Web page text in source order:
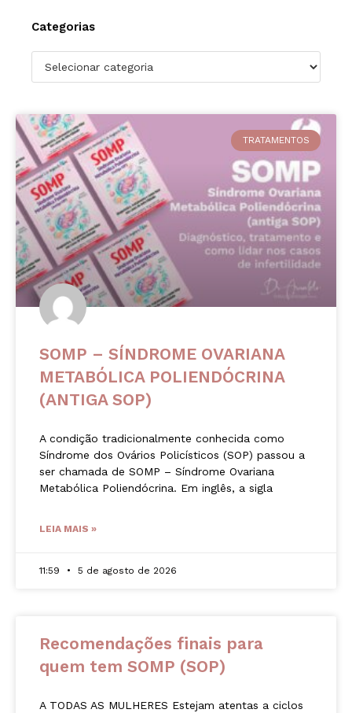
Categorias
TRATAMENTOS
SOMP – SÍNDROME OVARIANA
METABÓLICA POLIENDÓCRINA
(ANTIGA SOP)
A condição tradicionalmente conhecida como
Síndrome dos Ovários Policísticos (SOP) passou a
ser chamada de SOMP – Síndrome Ovariana
Metabólica Poliendócrina. Em inglês, a sigla
LEIA MAIS »
11:59 5 de agosto de 2026
Recomendações finais para
quem tem SOMP (SOP)
A TODAS AS MULHERES Estejam atentas a ciclos